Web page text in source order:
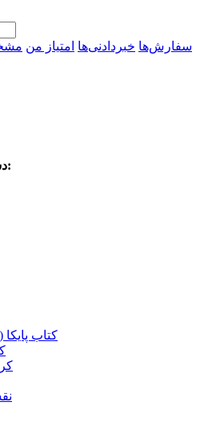
سفارش‌ها خبردادنی‌ها امتیاز من
دسته‌بندی کتاب‌ها:
کتاب‌